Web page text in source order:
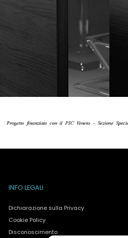
INFO LEGALI
Dichiarazione sulla Privacy
Cookie Policy
Disconoscimento